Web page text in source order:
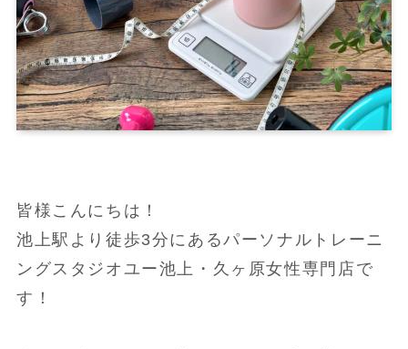
皆様こんにちは！
池上駅より徒歩3分にあるパーソナルトレーニ
ングスタジオユー池上・久ヶ原女性専門店で
す！